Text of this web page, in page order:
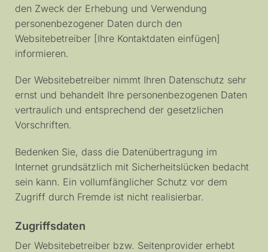
den Zweck der Erhebung und Verwendung
personenbezogener Daten durch den
Websitebetreiber [Ihre Kontaktdaten einfügen]
informieren.
Der Websitebetreiber nimmt Ihren Datenschutz sehr
ernst und behandelt Ihre personenbezogenen Daten
vertraulich und entsprechend der gesetzlichen
Vorschriften.
Bedenken Sie, dass die Datenübertragung im
Internet grundsätzlich mit Sicherheitslücken bedacht
sein kann. Ein vollumfänglicher Schutz vor dem
Zugriff durch Fremde ist nicht realisierbar.
Zugriffsdaten
Der Websitebetreiber bzw. Seitenprovider erhebt